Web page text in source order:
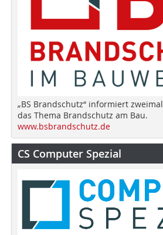
„BS Brandschutz“ informiert
das Thema Brandschutz am Bau.
www.bsbrandschutz.de
CS Computer Spezial